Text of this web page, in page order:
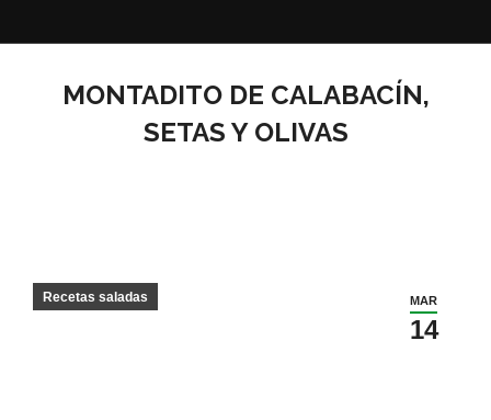
MONTADITO DE CALABACÍN,
SETAS Y OLIVAS
MAR
14
Recetas saladas